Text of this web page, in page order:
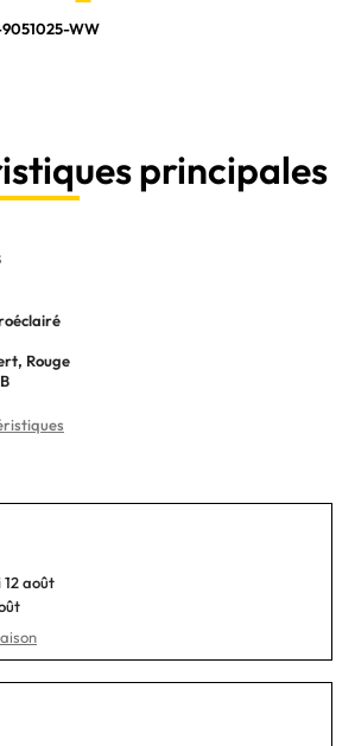
WW
principales
Rouge
août